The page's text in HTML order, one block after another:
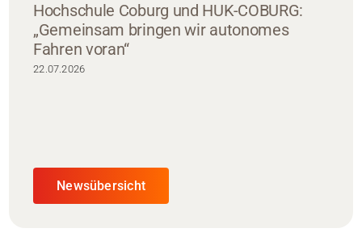
Hochschule Coburg und HUK-COBURG:
„Gemeinsam bringen wir autonomes
Fahren voran“
22.07.2026
Newsübersicht